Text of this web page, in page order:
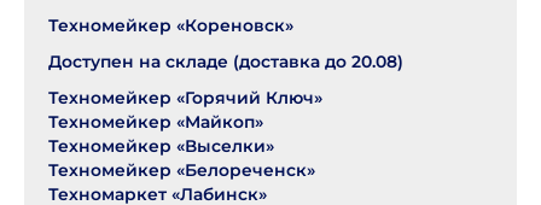
Техномейкер «Кореновск»
Доступен на складе (доставка до 20.08)
Техномейкер «Горячий Ключ»
Техномейкер «Майкоп»
Техномейкер «Выселки»
Техномейкер «Белореченск»
Техномаркет «Лабинск»